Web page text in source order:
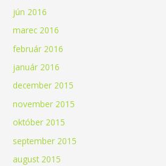
jún 2016
marec 2016
február 2016
január 2016
december 2015
november 2015
október 2015
september 2015
august 2015